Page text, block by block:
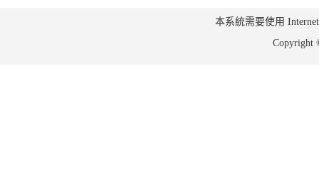
本系統需要使用
Copyright